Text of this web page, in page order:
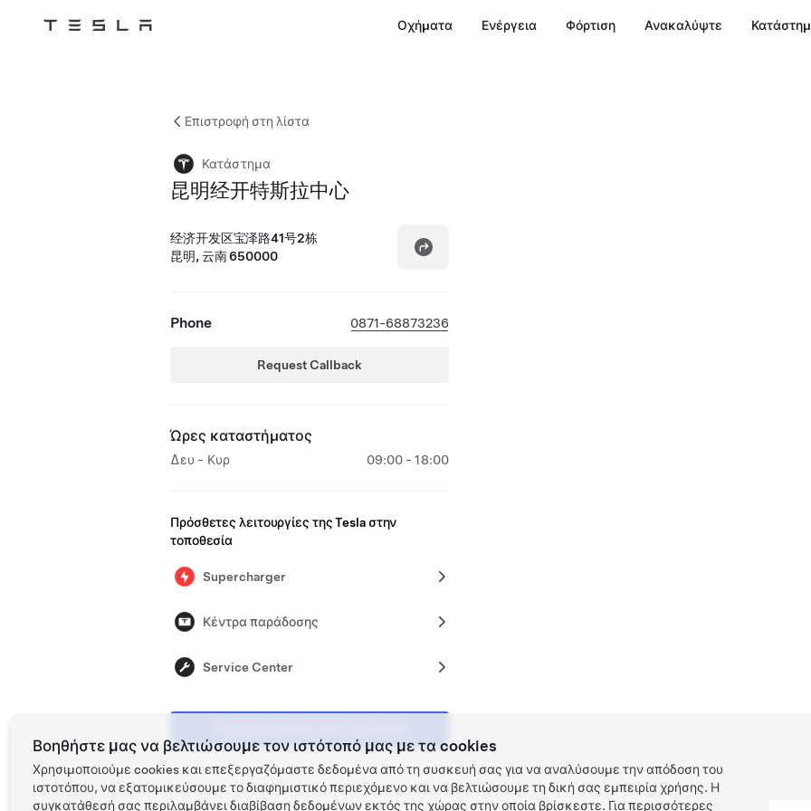
Tesla Οχήματα Ενέργεια Φόρτιση Ανακαλύψτε
Επιστροφή στη λίστα
Κατάστημα
昆明经开特斯拉中心
经济开发区宝泽路41号2栋
昆明, 云南 650000
Phone 0871-68873236
Request Callback
Ώρες καταστήματος
Δευ - Κυρ 09:00 - 18:00
Πρόσθετες λειτουργίες της Tesla στην
τοποθεσία
Supercharger
Κέντρα παράδοσης
Service Center
Βοηθήστε μας να βελτιώσουμε τον ιστότοπό μας με τα cookies
Χρησιμοποιούμε cookies και επεξεργαζόμαστε δεδομένα από τη συσκευή σας για να αναλύσουμε την απόδοση του
ιστοτόπου, να εξατομικεύσουμε το διαφημιστικό περιεχόμενο και να βελτιώσουμε τη δική σας εμπειρία χρήσης. Η
συγκατάθεσή σας περιλαμβάνει διαβίβαση δεδομένων εκτός της χώρας στην οποία βρίσκεστε. Για περισσότερες